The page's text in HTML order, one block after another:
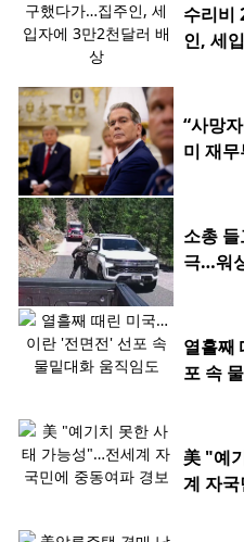
수리비
인, 세
“사망
미 재
소총
극…워
열흘째
포 속
美 "예
계 자